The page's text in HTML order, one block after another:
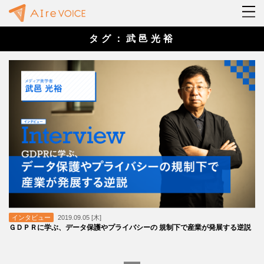
タグ：武邑光裕
インタビュー 2019.09.05 [木]
ＧＤＰＲに学ぶ、データ保護やプライバシーの 規制下で産業が発展する逆説